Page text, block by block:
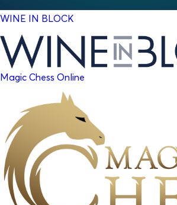
WINE IN BLOCK
Magic Chess Online